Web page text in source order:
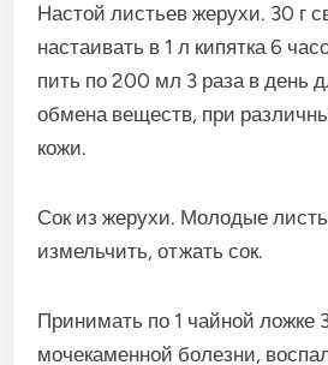
Настой листьев жерухи. 30 г
настаивать в 1 л кипятка 6
пить по 200 мл 3 раза в день
обмена веществ, при
кожи.
Сок из жерухи. Молодые
измельчить, отжать сок.
Принимать по 1 чайной ложке
мочекаменной болезни,